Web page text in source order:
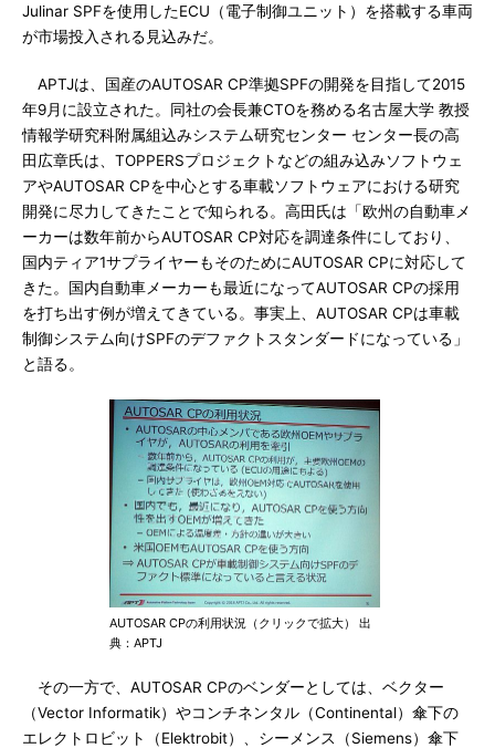
Julinar SPFを使用したECU（電子制御ユニット）を搭載する車両
が市場投入される見込みだ。
APTJは、国産のAUTOSAR CP準拠SPFの開発を目指して2015
年9月に設立された。同社の会長兼CTOを務める名古屋大学 教授
情報学研究科附属組込みシステム研究センター センター長の高
田広章氏は、TOPPERSプロジェクトなどの組み込みソフトウェ
アやAUTOSAR CPを中心とする車載ソフトウェアにおける研究
開発に尽力してきたことで知られる。高田氏は「欧州の自動車メ
ーカーは数年前からAUTOSAR CP対応を調達条件にしており、
国内ティア1サプライヤーもそのためにAUTOSAR CPに対応して
きた。国内自動車メーカーも最近になってAUTOSAR CPの採用
を打ち出す例が増えてきている。事実上、AUTOSAR CPは車載
制御システム向けSPFのデファクトスタンダードになっている」
と語る。
AUTOSAR CPの利用状況（クリックで拡大） 出
典：APTJ
その一方で、AUTOSAR CPのベンダーとしては、ベクター
（Vector Informatik）やコンチネンタル（Continental）傘下の
エレクトロビット（Elektrobit）、シーメンス（Siemens）傘下